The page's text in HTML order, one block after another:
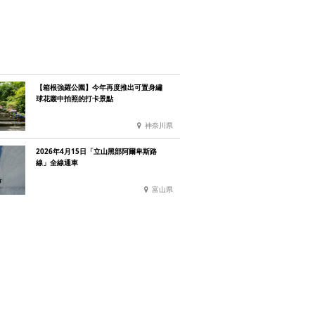
【箱根強羅公園】今年再度推出可置身繡
球花叢中拍照的打卡景點
神奈川県
2026年4月15日「立山黑部阿爾卑斯路
線」全線通車
富山県